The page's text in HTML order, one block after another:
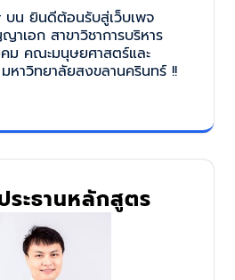
บน ยินดีต้อนรับสู่เว็บเพจ
เอก สาขาวิชาการบริหาร
ม คณะมนุษยศาสตร์และ
หาวิทยาลัยสงขลานครินทร์ !!
ะธานหลักสูตร